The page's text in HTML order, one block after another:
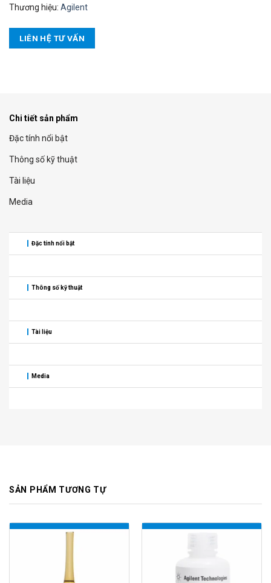
Thương hiệu: Agilent
LIÊN HỆ TƯ VẤN
Chi tiết sản phẩm
Đặc tính nổi bật
Thông số kỹ thuật
Tài liệu
Media
Đặc tính nổi bật
Thông số kỹ thuật
Tài liệu
Media
SẢN PHẨM TƯƠNG TỰ